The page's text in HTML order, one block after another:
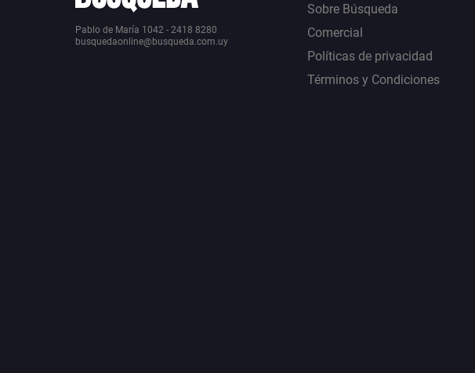
Pablo de María 1042 - 2418 8280
busquedaonline@busqueda.com.uy
Sobre Búsqueda
Comercial
Políticas de privacidad
Términos y Condiciones